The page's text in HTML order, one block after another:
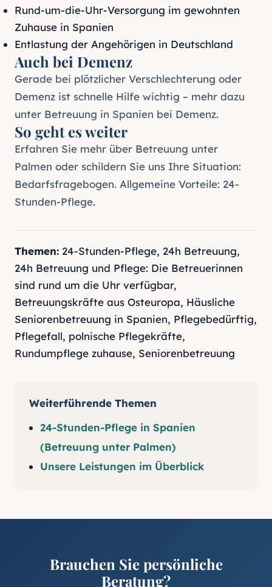
Rund-um-die-Uhr-Versorgung im gewohnten
Zuhause in Spanien
Entlastung der Angehörigen in Deutschland
Auch bei Demenz
Gerade bei plötzlicher Verschlechterung oder
Demenz ist schnelle Hilfe wichtig – mehr dazu
unter Betreuung in Spanien bei Demenz.
So geht es weiter
Erfahren Sie mehr über Betreuung unter
Palmen oder schildern Sie uns Ihre Situation:
Bedarfsfragebogen. Allgemeine Vorteile: 24-
Stunden-Pflege.
Themen: 24-Stunden-Pflege, 24h Betreuung,
24h Betreuung und Pflege: Die Betreuerinnen
sind rund um die Uhr verfügbar,
Betreuungskräfte aus Osteuropa, Häusliche
Seniorenbetreuung in Spanien, Pflegebedürftig,
Pflegefall, polnische Pflegekräfte,
Rundumpflege zuhause, Seniorenbetreuung
Weiterführende Themen
24-Stunden-Pflege in Spanien
(Betreuung unter Palmen)
Unsere Leistungen im Überblick
Brauchen Sie persönliche
Beratung?